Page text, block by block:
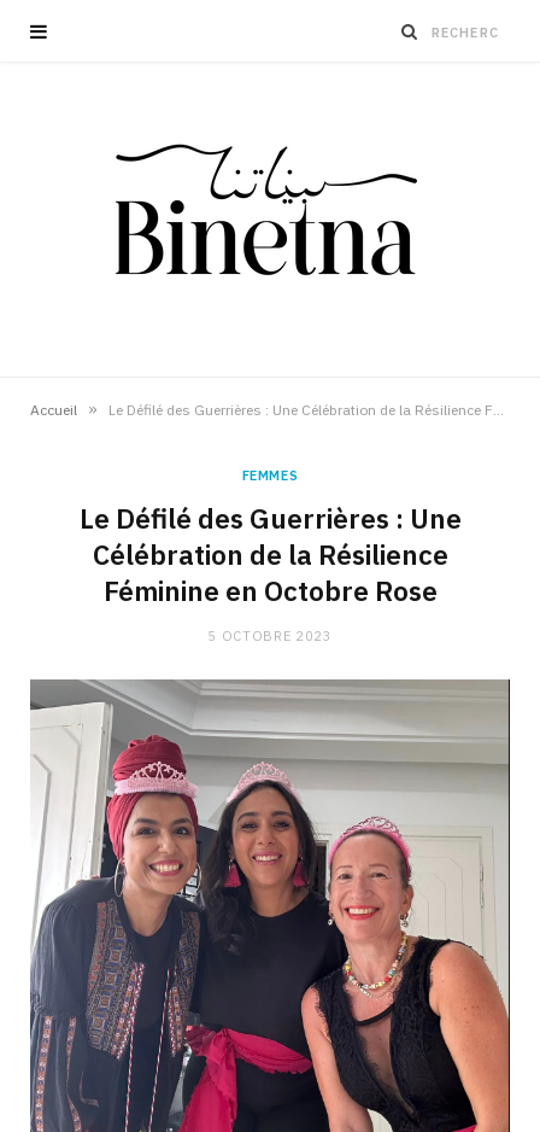
Accueil »
FEMMES
Le Défilé des Guerrières : Une
Célébration de la Résilience
Féminine en Octobre Rose
5 OCTOBRE 2023